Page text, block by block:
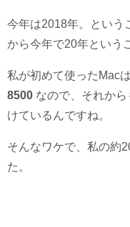
今年は2018年。という
から今年で20年という
私が初めて使ったMac
8500 なので、それか
けているんですね。
そんなワケで、私の約
た。